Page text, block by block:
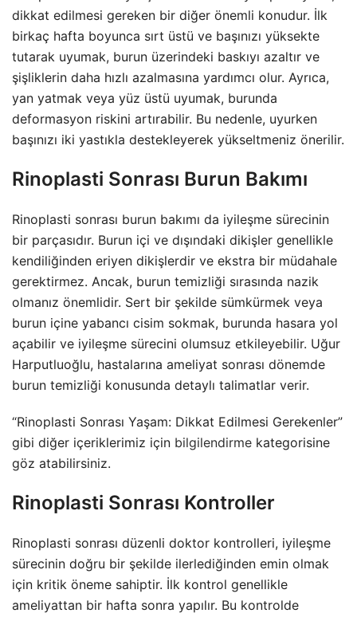
dikkat edilmesi gereken bir diğer önemli konudur. İlk
birkaç hafta boyunca sırt üstü ve başınızı yüksekte
tutarak uyumak, burun üzerindeki baskıyı azaltır ve
şişliklerin daha hızlı azalmasına yardımcı olur. Ayrıca,
yan yatmak veya yüz üstü uyumak, burunda
deformasyon riskini artırabilir. Bu nedenle, uyurken
başınızı iki yastıkla destekleyerek yükseltmeniz önerilir.
Rinoplasti Sonrası Burun Bakımı
Rinoplasti sonrası burun bakımı da iyileşme sürecinin
bir parçasıdır. Burun içi ve dışındaki dikişler genellikle
kendiliğinden eriyen dikişlerdir ve ekstra bir müdahale
gerektirmez. Ancak, burun temizliği sırasında nazik
olmanız önemlidir. Sert bir şekilde sümkürmek veya
burun içine yabancı cisim sokmak, burunda hasara yol
açabilir ve iyileşme sürecini olumsuz etkileyebilir. Uğur
Harputluoğlu, hastalarına ameliyat sonrası dönemde
burun temizliği konusunda detaylı talimatlar verir.
“Rinoplasti Sonrası Yaşam: Dikkat Edilmesi Gerekenler”
gibi diğer içeriklerimiz için bilgilendirme kategorisine
göz atabilirsiniz.
Rinoplasti Sonrası Kontroller
Rinoplasti sonrası düzenli doktor kontrolleri, iyileşme
sürecinin doğru bir şekilde ilerlediğinden emin olmak
için kritik öneme sahiptir. İlk kontrol genellikle
ameliyattan bir hafta sonra yapılır. Bu kontrolde